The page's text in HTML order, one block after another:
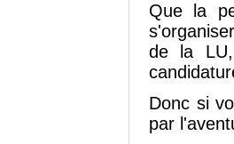
Que la
de la
Donc si
par